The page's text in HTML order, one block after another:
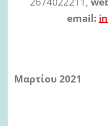
email:
Μαρτίου 2021